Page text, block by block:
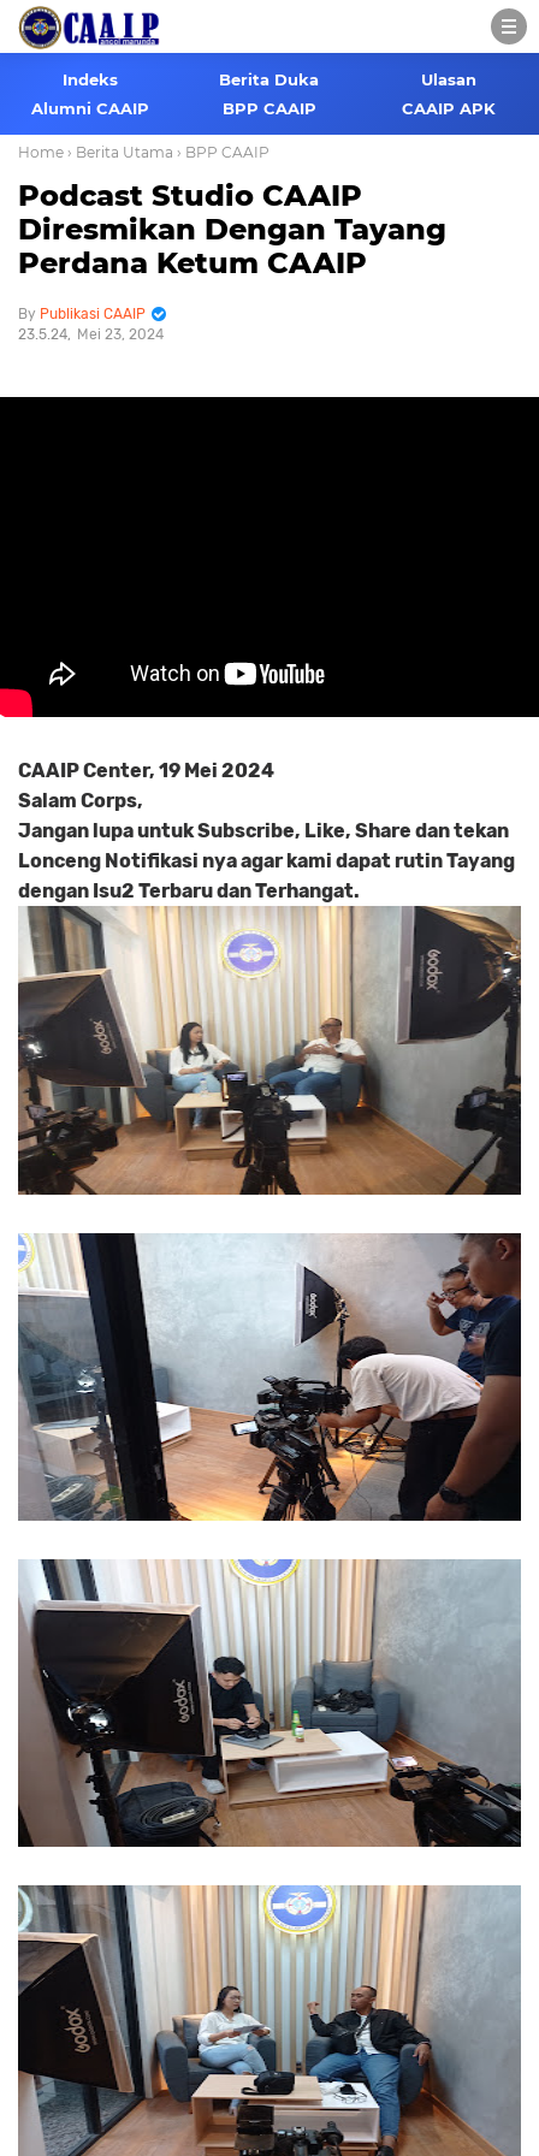
Indeks Berita Duka
Ulasan
Alumni CAAIP
BPP CAAIP CAAIP APK
Home › Berita Utama › BPP CAAIP
Podcast Studio CAAIP
Diresmikan Dengan Tayang
Perdana Ketum CAAIP
Publikasi CAAIP
23.5.24
Mei 23, 2024
CAAIP Center, 19 Mei 2024
Salam Corps,
Jangan lupa untuk Subscribe, Like, Share dan tekan
Lonceng Notifikasi nya agar kami dapat rutin Tayang
dengan Isu2 Terbaru dan Terhangat.